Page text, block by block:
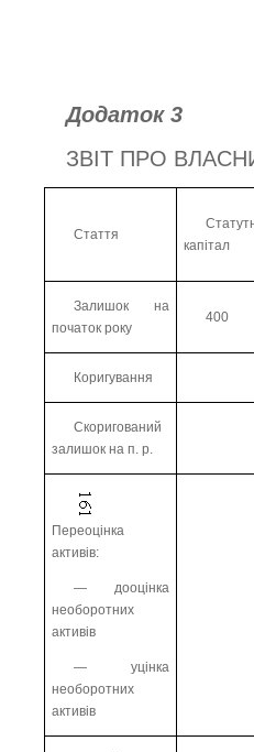
Додаток 3
ЗВІТ ПРО
Стаття
капітал
Залишок на
початок року
400
Коригування
Скоригований
залишок на п. р.
Переоцінка
активів:
— дооцінка
необоротних
активів
— уцінка
необоротних
активів